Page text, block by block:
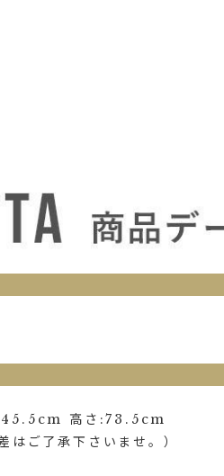
高さ:73.5cm
はご了承下さいませ。）